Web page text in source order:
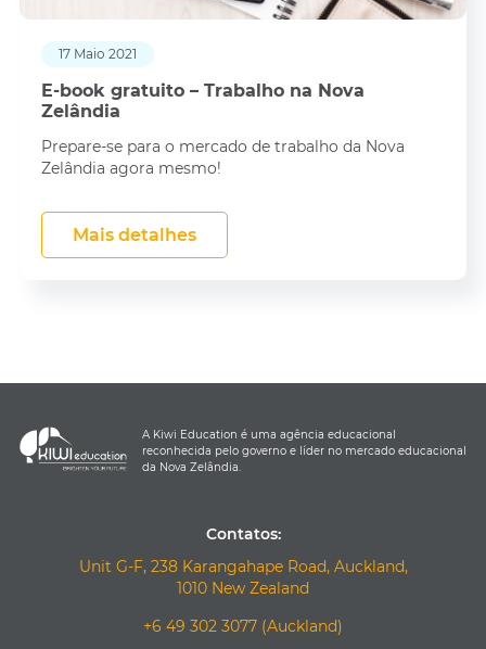
17 Maio 2021
E-book gratuito – Trabalho na Nova
Zelândia
Prepare-se para o mercado de trabalho da Nova
Zelândia agora mesmo!
Mais detalhes
A Kiwi Education é uma agência educacional
reconhecida pelo governo e líder no mercado educacional
da Nova Zelândia.
Contatos:
Unit G-F, 238 Karangahape Road, Auckland,
1010 New Zealand
+6 49 302 3077 (Auckland)